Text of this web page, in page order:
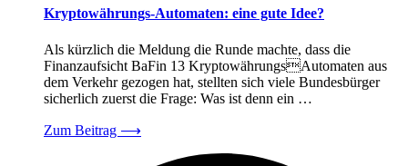
Kryptowährungs-Automaten: eine gute Idee?
Als kürzlich die Meldung die Runde machte, dass die
Finanzaufsicht BaFin 13 KryptowährungsAutomaten aus
dem Verkehr gezogen hat, stellten sich viele Bundesbürger
sicherlich zuerst die Frage: Was ist denn ein …
Zum Beitrag ⟶